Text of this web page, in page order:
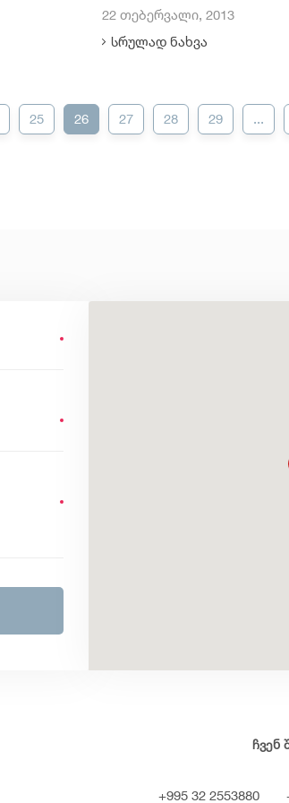
22 თებერვალი, 2013
სრულად ნახვა
25 26 27 28 29 ...
ჩვენ
+995 32 2553880